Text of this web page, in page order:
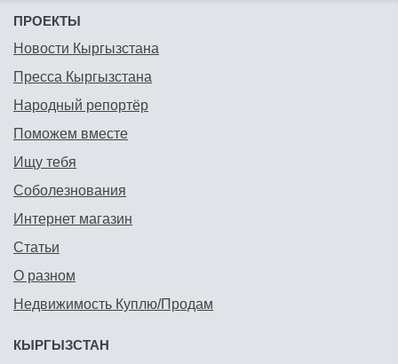
ПРОЕКТЫ
Новости Кыргызстана
Пресса Кыргызстана
Народный репортёр
Поможем вместе
Ищу тебя
Соболезнования
Интернет магазин
Статьи
О разном
Недвижимость Куплю/Продам
КЫРГЫЗСТАН